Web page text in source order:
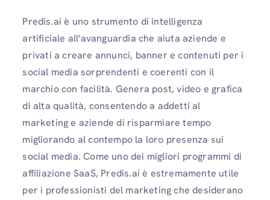
Predis.ai è uno strumento di intelligenza
artificiale all'avanguardia che aiuta aziende e
privati ​​a creare annunci, banner e contenuti per i
social media sorprendenti e coerenti con il
marchio con facilità. Genera post, video e grafica
di alta qualità, consentendo a addetti al
marketing e aziende di risparmiare tempo
migliorando al contempo la loro presenza sui
social media. Come uno dei migliori programmi di
affiliazione SaaS, Predis.ai è estremamente utile
per i professionisti del marketing che desiderano